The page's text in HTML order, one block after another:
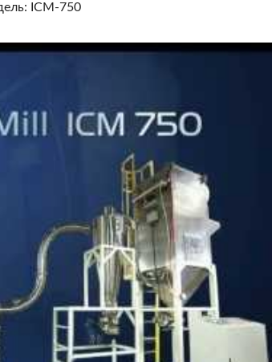
ICM-750
измельчения химических и пищевых
Шпиндельная